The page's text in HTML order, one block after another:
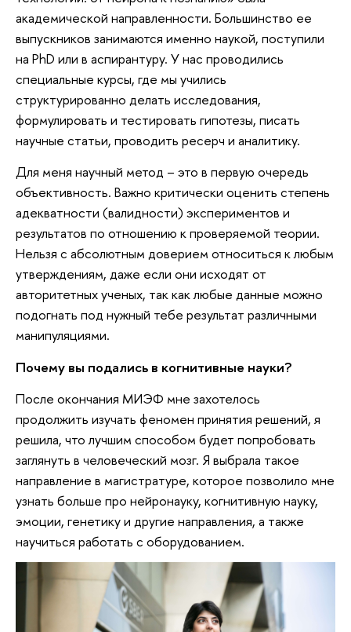
академической направленности. Большинство ее
выпускников занимаются именно наукой, поступили
на PhD или в аспирантуру. У нас проводились
специальные курсы, где мы учились
структурированно делать исследования,
формулировать и тестировать гипотезы, писать
научные статьи, проводить ресерч и аналитику.
Для меня научный метод – это в первую очередь
объективность. Важно критически оценить степень
адекватности (валидности) экспериментов и
результатов по отношению к проверяемой теории.
Нельзя с абсолютным доверием относиться к любым
утверждениям, даже если они исходят от
авторитетных ученых, так как любые данные можно
подогнать под нужный тебе результат различными
манипуляциями.
Почему вы подались в когнитивные науки?
После окончания МИЭФ мне захотелось
продолжить изучать феномен принятия решений, я
решила, что лучшим способом будет попробовать
заглянуть в человеческий мозг. Я выбрала такое
направление в магистратуре, которое позволило мне
узнать больше про нейронауку, когнитивную науку,
эмоции, генетику и другие направления, а также
научиться работать с оборудованием.